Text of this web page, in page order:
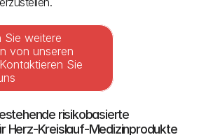
Sie weitere
von unseren
Sie
risikobasierte
Herz-Kreislauf-Medizinprodukte